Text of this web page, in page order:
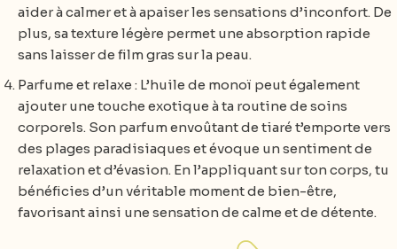
aider à calmer et à apaiser les sensations d’inconfort. De
plus, sa texture légère permet une absorption rapide
sans laisser de film gras sur la peau.
Parfume et relaxe : L’huile de monoï peut également
ajouter une touche exotique à ta routine de soins
corporels. Son parfum envoûtant de tiaré t’emporte vers
des plages paradisiaques et évoque un sentiment de
relaxation et d’évasion. En l’appliquant sur ton corps, tu
bénéficies d’un véritable moment de bien-être,
favorisant ainsi une sensation de calme et de détente.